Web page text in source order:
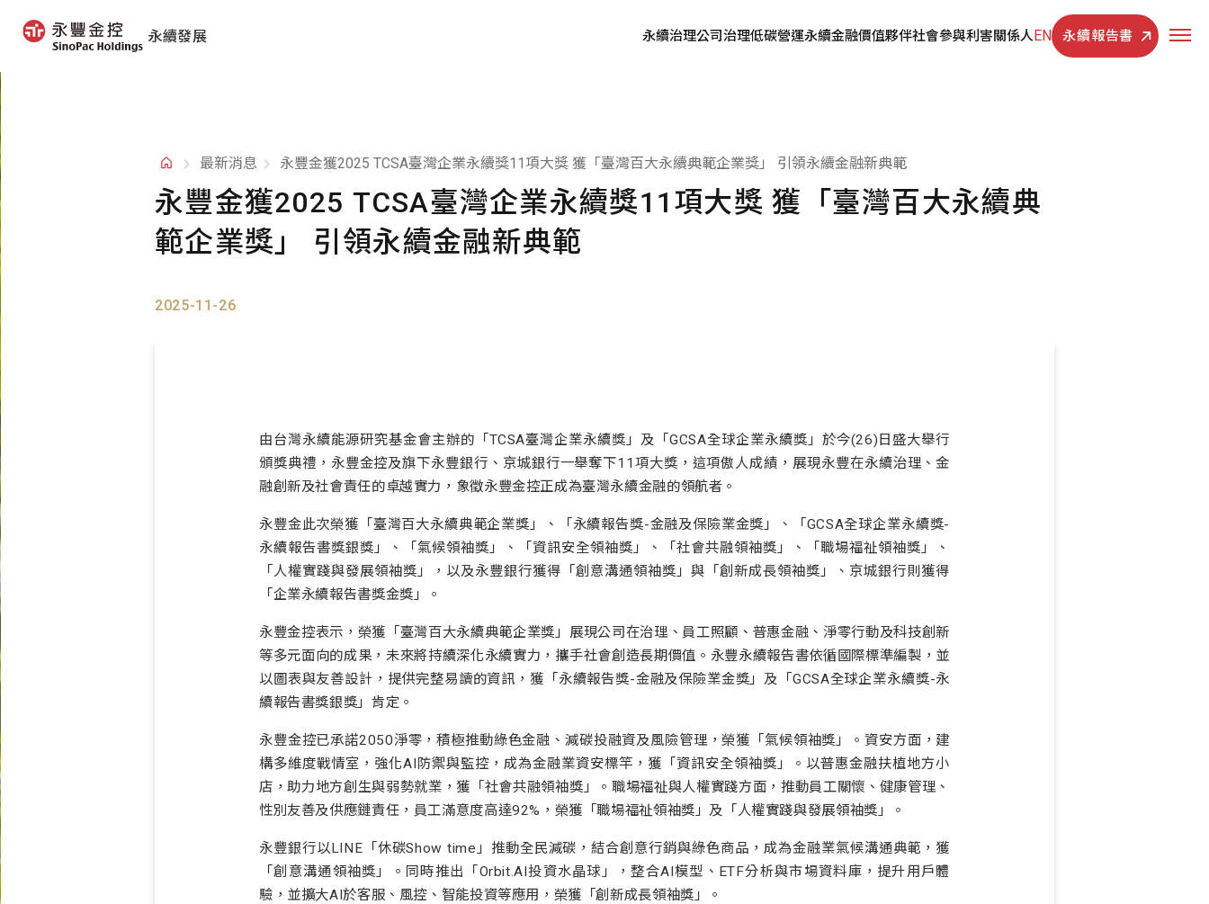
永續發展 永續治理公司治理低碳營運永續金融價值夥伴社會參與利害關係人EN 永續報告書
最新消息 永豐金獲2025 TCSA臺灣企業永續獎11項大獎 獲「臺灣百大永續典範企業獎」 引領永續金融新典範
永豐金獲2025 TCSA臺灣企業永續獎11項大獎 獲「臺灣百大永續典
範企業獎」 引領永續金融新典範
2025-11-26
由台灣永續能源研究基金會主辦的「TCSA臺灣企業永續獎」及「GCSA全球企業永續獎」於今(26)日盛大舉行
頒獎典禮，永豐金控及旗下永豐銀行、京城銀行一舉奪下11項大獎，這項傲人成績，展現永豐在永續治理、金
融創新及社會責任的卓越實力，象徵永豐金控正成為臺灣永續金融的領航者。
永豐金此次榮獲「臺灣百大永續典範企業獎」、「永續報告獎-金融及保險業金獎」、「GCSA全球企業永續獎-
永續報告書獎銀獎」、「氣候領袖獎」、「資訊安全領袖獎」、「社會共融領袖獎」、「職場福祉領袖獎」、
「人權實踐與發展領袖獎」，以及永豐銀行獲得「創意溝通領袖獎」與「創新成長領袖獎」、京城銀行則獲得
「企業永續報告書獎金獎」。
永豐金控表示，榮獲「臺灣百大永續典範企業獎」展現公司在治理、員工照顧、普惠金融、淨零行動及科技創新
等多元面向的成果，未來將持續深化永續實力，攜手社會創造長期價值。永豐永續報告書依循國際標準編製，並
以圖表與友善設計，提供完整易讀的資訊，獲「永續報告獎-金融及保險業金獎」及「GCSA全球企業永續獎-永
續報告書獎銀獎」肯定。
永豐金控已承諾2050淨零，積極推動綠色金融、減碳投融資及風險管理，榮獲「氣候領袖獎」。資安方面，建
構多維度戰情室，強化AI防禦與監控，成為金融業資安標竿，獲「資訊安全領袖獎」。以普惠金融扶植地方小
店，助力地方創生與弱勢就業，獲「社會共融領袖獎」。職場福祉與人權實踐方面，推動員工關懷、健康管理、
性別友善及供應鏈責任，員工滿意度高達92%，榮獲「職場福祉領袖獎」及「人權實踐與發展領袖獎」。
永豐銀行以LINE「休碳Show time」推動全民減碳，結合創意行銷與綠色商品，成為金融業氣候溝通典範，獲
「創意溝通領袖獎」。同時推出「Orbit.AI投資水晶球」，整合AI模型、ETF分析與市場資料庫，提升用戶體
驗，並擴大AI於客服、風控、智能投資等應用，榮獲「創新成長領袖獎」。